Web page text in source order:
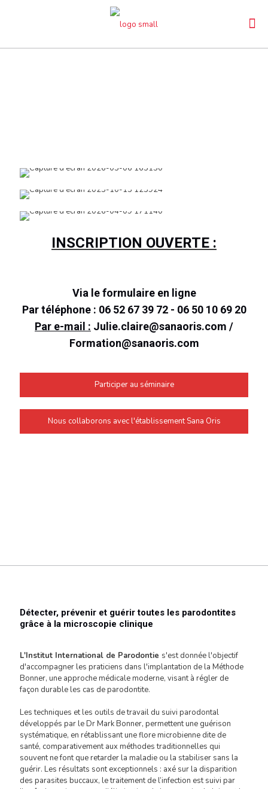
INSCRIPTION OUVERTE :
Via le formulaire en ligne
Par téléphone : 06 52 67 39 72 - 06 50 10 69 20
Par e-mail : Julie.claire@sanaoris.com /
Formation@sanaoris.com
Participer au séminaire
Nous collaborons avec l'établissement Sana Oris
Détecter, prévenir et guérir toutes les parodontites
grâce à la microscopie clinique
L'Institut International de Parodontie s'est donnée l'objectif
d'accompagner les praticiens dans l'implantation de la Méthode
Bonner, une approche médicale moderne, visant à régler de
façon durable les cas de parodontite.
Les techniques et les outils de travail du suivi parodontal
développés par le Dr Mark Bonner, permettent une guérison
systématique, en rétablissant une flore microbienne dite de
santé, comparativement aux méthodes traditionnelles qui
souvent ne font que retarder la maladie ou la stabiliser sans la
guérir. Les résultats sont exceptionnels : axé sur la disparition
des parasites buccaux, le traitement de l’infection est suivi par